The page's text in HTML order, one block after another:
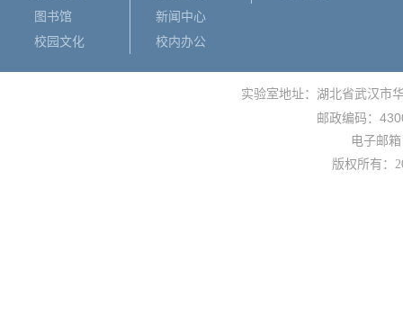
图书馆
校园文化
新闻中心
校内办公
实验室地址：湖北省武汉市
邮政编码：
电子邮
版权所有：